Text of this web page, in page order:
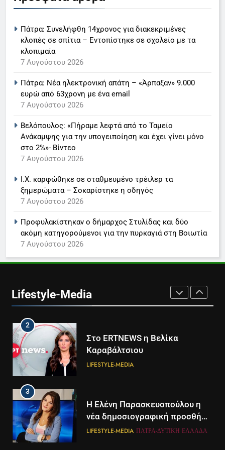
Πάτρα: Συνελήφθη 14χρονος για διακεκριμένες
κλοπές σε σπίτια – Εντοπίστηκε σε σχολείο με τα
κλοπιμαία
7 Αυγούστου 2026
Πάτρα: Νέα ηλεκτρονική απάτη – «Άρπαξαν» 9.000
ευρώ από 63χρονη με ένα email
7 Αυγούστου 2026
Βελόπουλος: «Πήραμε λεφτά από το Ταμείο
Ανάκαμψης για την υπογειποίηση και έχει γίνει μόνο
στο 2%»- Βίντεο
7 Αυγούστου 2026
Ι.Χ. καρφώθηκε σε σταθμευμένο τρέιλερ τα
ξημερώματα – Σοκαρίστηκε η οδηγός
7 Αυγούστου 2026
Προφυλακίστηκαν ο δήμαρχος Στυλίδας και δύο
ακόμη κατηγορούμενοι για την πυρκαγιά στη Βοιωτία
7 Αυγούστου 2026
Lifestyle-Media
Ο Παναγιώτης Στάθης στο
ειδήσεων της ΕΡΤ
LIFESTYLE-MEDIA
6
ανακοίνωση του σταθμού
LIFESTYLE-MEDIA
7
Τέλος από τον ΑΝΤ1 ο
8
Times μαζί σε μια νέα
συνδρομητική πρόταση
LIFESTYLE-MEDIA
1
LIFESTYLE-MEDIA
2
Στο ERTNEWS η Βελίκα
Καραβάλτσιου
LIFESTYLE-MEDIA
3
Η Ελένη Παρασκευοπούλου η
νέα δημοσιογραφική προσθήκη
του ΣΚΑΪ στην Πάτρα
LIFESTYLE-MEDIA ΠΆΤΡΑ-ΔΥΤΙΚΉ ΕΛΛΆΔΑ